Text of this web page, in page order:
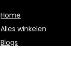
Home
Alles winkelen
Blogs